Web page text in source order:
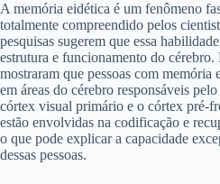
A memória eidética é um fenômeno
totalmente compreendido pelos
pesquisas sugerem que essa
estrutura e funcionamento do cérebro.
mostraram que pessoas com
em áreas do cérebro responsáveis
córtex visual primário e o córtex pré-
estão envolvidas na codificação e
o que pode explicar a capacidade
dessas pessoas.